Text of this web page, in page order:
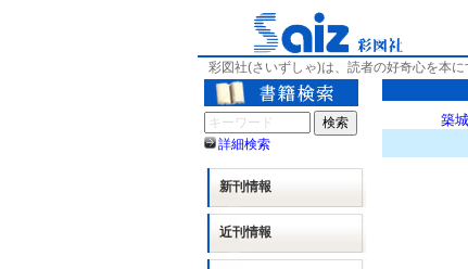
彩図社(さいずしゃ)は、読者の好奇心を本に
詳細検索
新刊情報
近刊情報
築